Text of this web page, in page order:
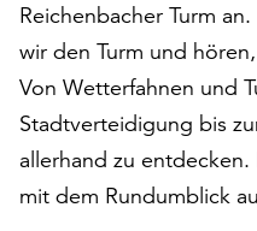
widerrufen.
Dafür
steht
Ihnen
am
Ende
der
Reichenbacher Turm
wir den Turm und
Von Wetterfahnen und
Stadtverteidigung bis
allerhand zu
mit dem Rundumblick